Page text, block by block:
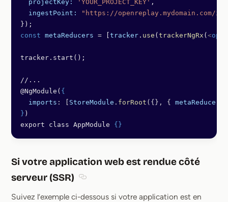
  projectKey:
'YOUR_PROJECT_KEY' ,
  ingestPoint:
"https://openreplay.mydomain.com/
});
const metaReducers = tracker . use ( trackerNgRx ( <
tracker.start();
//...
@NgModule( {
  imports
: [ StoreModule . forRoot ({}, { metaReducers
} )
export class AppModule {}
Si votre application web est rendue côté
serveur (SSR)
Suivez l’exemple ci-dessous si votre application est en